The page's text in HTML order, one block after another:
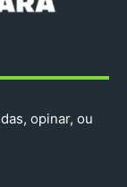
opinar, ou